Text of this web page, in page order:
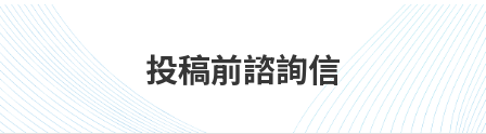
投稿前諮詢信